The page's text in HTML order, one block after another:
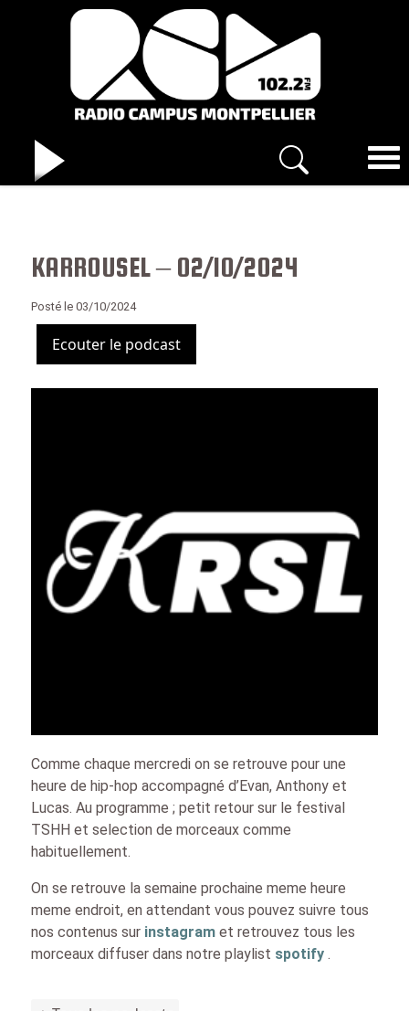
KARROUSEL – 02/10/2024
Posté le 03/10/2024
Ecouter le podcast
Comme chaque mercredi on se retrouve pour une
heure de hip-hop accompagné d’Evan, Anthony et
Lucas. Au programme ; petit retour sur le festival
TSHH et selection de morceaux comme
habituellement.
On se retrouve la semaine prochaine meme heure
meme endroit, en attendant vous pouvez suivre tous
nos contenus sur instagram et retrouvez tous les
morceaux diffuser dans notre playlist spotify .